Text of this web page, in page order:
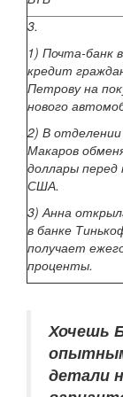
3.
1) Почта-банк
кредит
Петрову на
нового
2) В
Макаров
доллары перед
США.
3) Анна
в банке
получает
проценты.
Хочешь
детали